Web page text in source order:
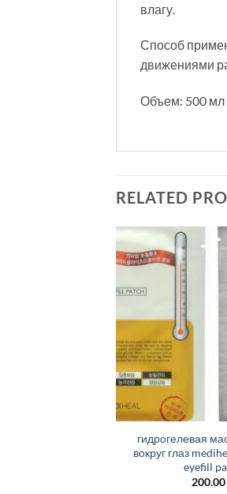
влагу.
Способ
движениями
Объем: 500 мл
RELATED
гидрогелевая
вокруг глаз
eyefill